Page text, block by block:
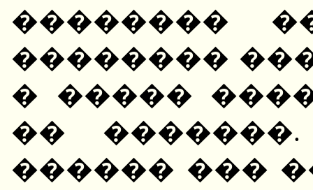
��������
��������
� �����
��
������ ���